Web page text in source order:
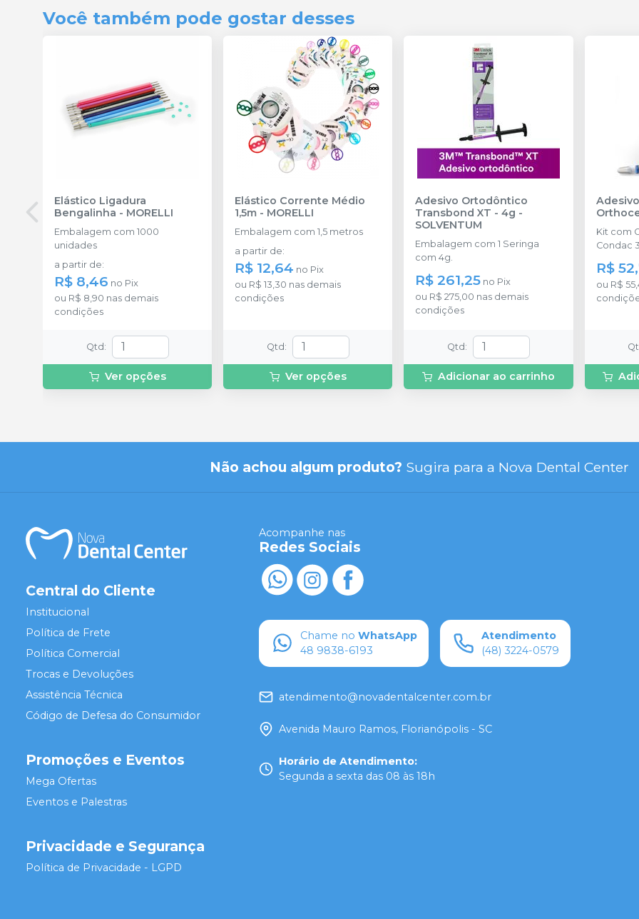
Você também pode gostar desses
Elástico Ligadura
Bengalinha - MORELLI
Embalagem com 1000
unidades
a partir de:
R$ 8,46 no Pix
ou R$ 8,90 nas demais
condições
Qtd :
Ver opções
Elástico Corrente Médio
1,5m - MORELLI
Embalagem com 1,5 metros
a partir de:
R$ 12,64 no Pix
ou R$ 13,30 nas demais
condições
Qtd :
Ver opções
Adesivo Ortodôntico
Transbond XT - 4g -
SOLVENTUM
Embalagem com 1 Seringa
com 4g.
R$ 261,25 no Pix
ou R$ 275,00 nas demais
condições
Qtd :
Adicionar ao carrinho
Kit com
Condac
R$
ou R$
Não achou algum produto? Sugira para a Nova Dental Center
Central do Cliente
Institucional
Política de Frete
Política Comercial
Trocas e Devoluções
Assistência Técnica
Código de Defesa do Consumidor
Promoções e Eventos
Mega Ofertas
Eventos e Palestras
Privacidade e Segurança
Política de Privacidade - LGPD
Acompanhe nas
Redes Sociais
Chame no WhatsApp
48 9838-6193
Atendimento
(48) 3224-0579
atendimento@novadentalcenter.com.br
Avenida Mauro Ramos, Florianópolis - SC
Horário de Atendimento:
Segunda a sexta das 08 às 18h